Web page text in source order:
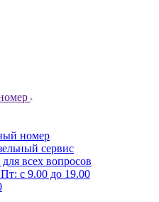
номер
сервис
всех вопросов
с 9.00 до 19.00